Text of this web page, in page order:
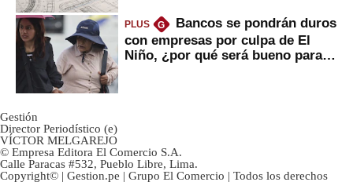
PLUS G
Bancos se pondrán duros
con empresas por culpa de El
Niño, ¿por qué será bueno para
Gestión
Director Periodístico (e)
VÍCTOR MELGAREJO
© Empresa Editora El Comercio S.A.
Calle Paracas #532, Pueblo Libre, Lima.
Copyright© | Gestion.pe | Grupo El Comercio | Todos los derechos